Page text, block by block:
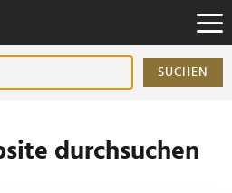
SUCHEN
durchsuchen